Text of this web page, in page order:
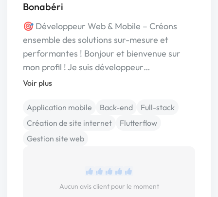
Bonabéri
🎯 Développeur Web & Mobile – Créons
ensemble des solutions sur-mesure et
performantes ! Bonjour et bienvenue sur
mon profil ! Je suis développeur…
Voir plus
Application mobile Back-end
Full-stack
Création de site internet
Flutterflow
Gestion site web
Aucun avis client pour le moment